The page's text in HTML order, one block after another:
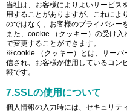
当社は、お客様によりよいサービス
用することがありますが、これによ
のではなく、お客様のプライバシー
また、cookie （クッキー）の受け
で変更することができます。
※cookie （クッキー）とは、サーバ
信され、お客様が使用しているコン
報です。
7.SSLの使用について
個人情報の入力時には、セキュリテ